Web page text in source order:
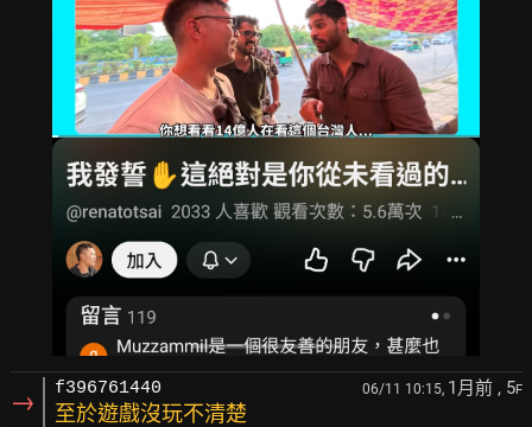
→ f396761440 06/11 10:15, 1月前 , 5F
至於遊戲沒玩不清楚